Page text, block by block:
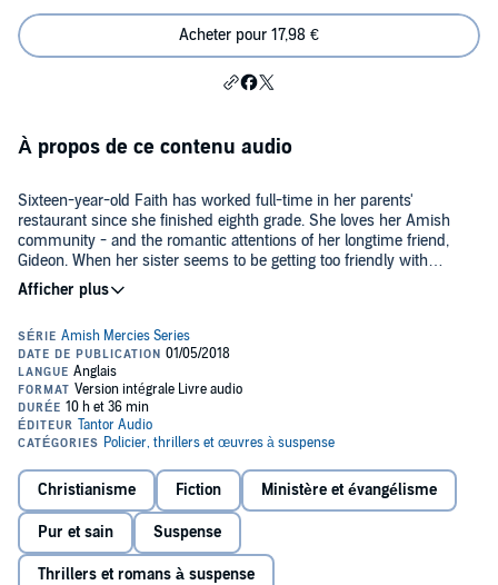
Acheter pour 17,98 €
À propos de ce contenu audio
Sixteen-year-old Faith has worked full-time in her parents'
restaurant since she finished eighth grade. She loves her Amish
community - and the romantic attentions of her longtime friend,
Gideon. When her sister seems to be getting too friendly with
Englischers, and her parents are in a buggy accident, Faith wants to
escape into her dream of joining the church and getting married.
Adriana who was kidnapped 15 years earlier, and everything Faith
has held true comes into question. Suddenly the community Faith
has known her whole life seems unreal. Can she even trust her own
family? And how will she ever find home again if she no longer
belongs in the world she knows best?
©2017 Ruth Reid (P)2018 Tantor
Christianisme Fiction Ministère et évangélisme
Pur et sain Suspense
Thrillers et romans à suspense